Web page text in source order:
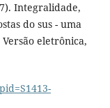
Integralidade,
do sus - uma
eletrônica,